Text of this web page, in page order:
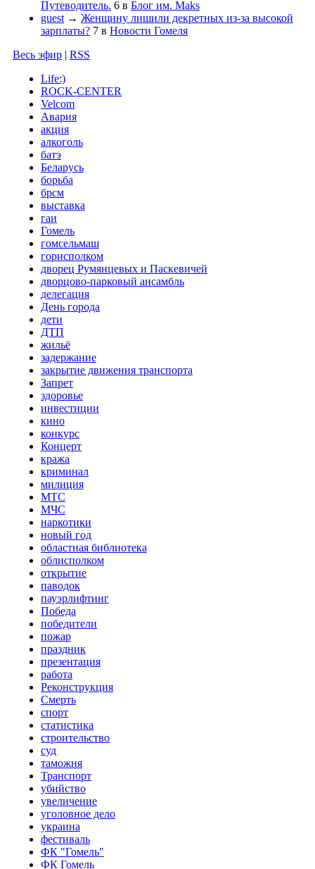
Путеводитель. 6 в Блог им. Maks
guest → Женщину лишили декретных из-за высокой
зарплаты? 7 в Новости Гомеля
Весь эфир | RSS
Life:)
ROCK-CENTER
Velcom
Авария
акция
алкоголь
батэ
Беларусь
борьба
брсм
выставка
гаи
Гомель
гомсельмаш
горисполком
дворец Румянцевых и Паскевичей
дворцово-парковый ансамбль
делегация
День города
дети
ДТП
жильё
задержание
закрытие движения транспорта
Запрет
здоровье
инвестиции
кино
конкурс
Концерт
кража
криминал
милиция
МТС
МЧС
наркотики
новый год
областная библиотека
облисполком
открытие
паводок
пауэрлифтинг
Победа
победители
пожар
праздник
презентация
работа
Реконструкция
Смерть
спорт
статистика
строительство
суд
таможня
Транспорт
убийство
увеличение
уголовное дело
украина
фестиваль
ФК "Гомель"
ФК Гомель